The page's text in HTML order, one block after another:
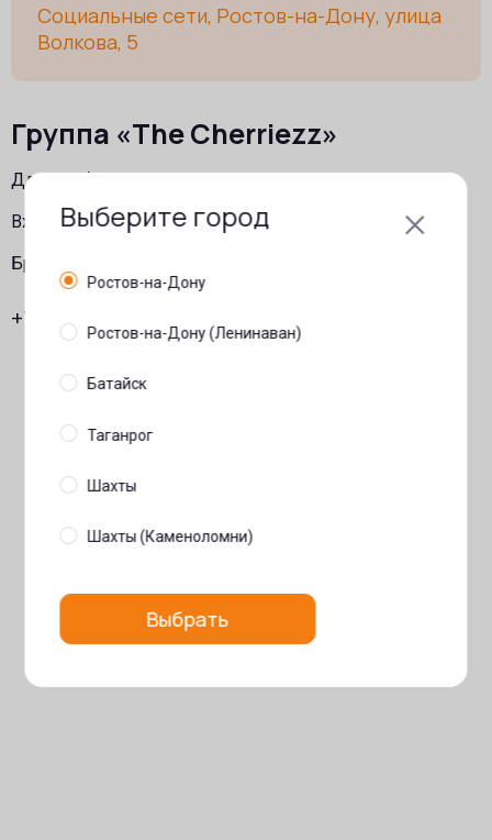
Социальные сети, Ростов-на-Дону, улица
Волкова, 5
Группа «The Cherriezz»
Для Вас будет играть группа «The Cherriezz».
Вход свободный.
Бронь столов по номеру телефона.
+7(863)307-90-60
Выберите город
Ростов-на-Дону
Ростов-на-Дону (Ленинаван)
Батайск
Таганрог
Шахты
Шахты (Каменоломни)
Выбрать